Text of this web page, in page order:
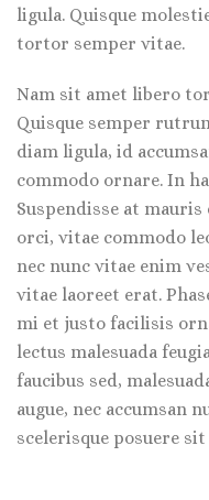
ligula. Quisque
tortor semper vitae.
Nam sit amet libero
Quisque semper
diam ligula, id
commodo ornare. In
Suspendisse at
orci, vitae commodo
nec nunc vitae enim
vitae laoreet erat.
mi et justo facilisis
lectus malesuada
faucibus sed,
augue, nec accumsan
scelerisque posuere